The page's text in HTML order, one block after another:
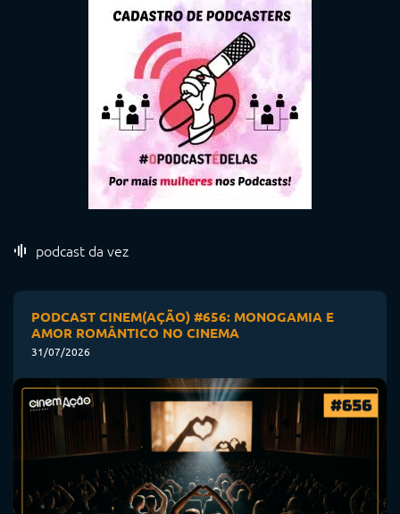
podcast da vez
PODCAST CINEM(AÇÃO) #656: MONOGAMIA E
AMOR ROMÂNTICO NO CINEMA
31/07/2026